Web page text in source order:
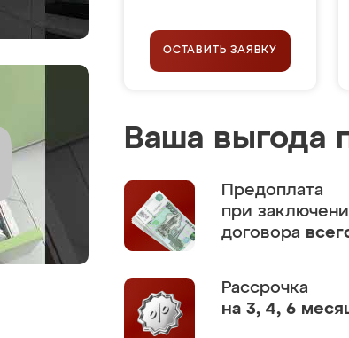
ОСТАВИТЬ ЗАЯВКУ
Ваша выгода
Предоплата
при
договора
Рассрочка
на 3, 4, 6